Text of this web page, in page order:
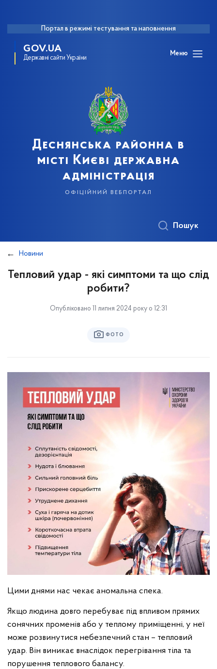
Портал в режимі тестування та наповнення
GOV.UA
Державні сайти України
Меню
Деснянська районна в
місті Києві державна
адміністрація
офіційний вебпортал
Пошук
Новини
Тепловий удар - які симптоми та що слід
робити?
Опубліковано 11 липня 2024 року о 12:31
ФОТО
Цими днями нас чекає аномальна спека.
Якщо людина довго перебуває під впливом прямих
сонячних променів або у теплому приміщенні, у неї
може розвинутися небезпечний стан – тепловий
удар. Він виникає внаслідок перегрівання тіла та
порушення теплового балансу.